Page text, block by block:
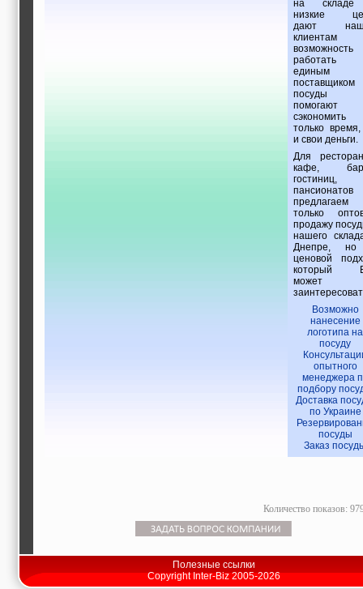
на
низкие
дают
клиентам
возможность
единым
поставщиком
посуды
помогают
сэкономить
только
и свои деньги.
Для
кафе,
гостиниц,
предлагаем
только
продажу
нашего
Днепре,
ценовой
который
может
Возможно
нанесение
логотипа на
посуду
опытного
менеджера
подбору
Доставка
по Украине
посуды
Заказ
Количество показов:
Полезные ссылки
Copyright Inter-Biz 2005-2026